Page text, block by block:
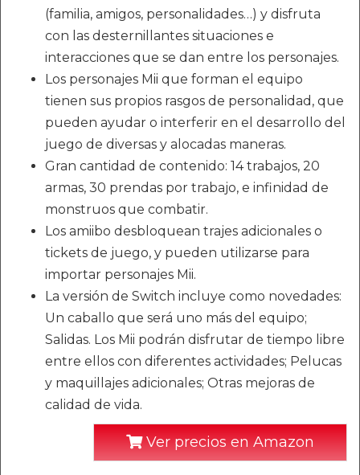
(familia, amigos, personalidades…) y disfruta
con las desternillantes situaciones e
interacciones que se dan entre los personajes.
Los personajes Mii que forman el equipo
tienen sus propios rasgos de personalidad, que
pueden ayudar o interferir en el desarrollo del
juego de diversas y alocadas maneras.
Gran cantidad de contenido: 14 trabajos, 20
armas, 30 prendas por trabajo, e infinidad de
monstruos que combatir.
Los amiibo desbloquean trajes adicionales o
tickets de juego, y pueden utilizarse para
importar personajes Mii.
La versión de Switch incluye como novedades:
Un caballo que será uno más del equipo;
Salidas. Los Mii podrán disfrutar de tiempo libre
entre ellos con diferentes actividades; Pelucas
y maquillajes adicionales; Otras mejoras de
calidad de vida.
Ver precios en Amazon